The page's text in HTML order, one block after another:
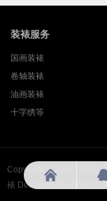
装裱服务
国画装裱
卷轴装裱
油画装裱
十字绣等
Copyright © 2018
【凤
裱 Designed By
